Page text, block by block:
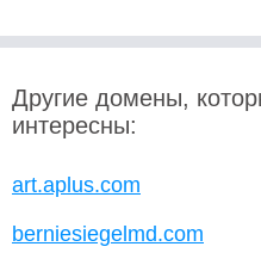
Другие домены,
интересны:
art.aplus.com
berniesiegelmd.com